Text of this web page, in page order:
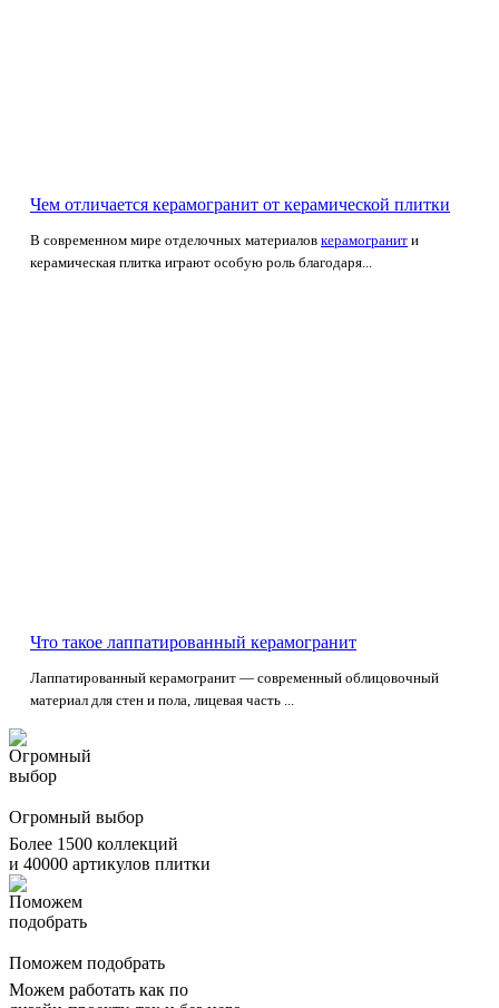
Чем отличается керамогранит от керамической плитки
В современном мире отделочных материалов керамогранит и
керамическая плитка играют особую роль благодаря...
Что такое лаппатированный керамогранит
Лаппатированный керамогранит — современный облицовочный
материал для стен и пола, лицевая часть ...
Огромный выбор
Более 1500 коллекций
и 40000 артикулов плитки
Поможем подобрать
Можем работать как по